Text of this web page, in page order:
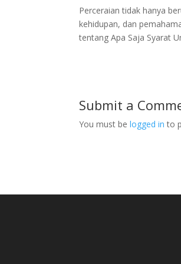
Perceraian tidak hanya
kehidupan, dan
tentang Apa Saja Syarat
Submit a
You must belogged in to